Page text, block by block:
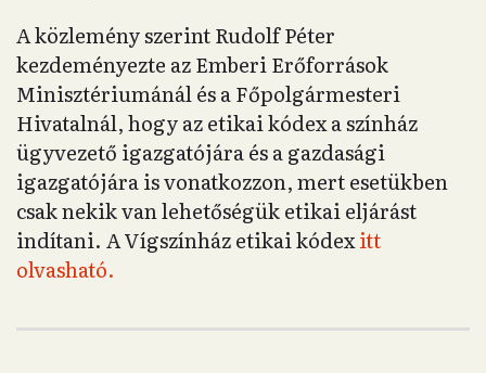
A közlemény szerint Rudolf Péter
kezdeményezte az Emberi Erőforrások
Minisztériumánál és a Főpolgármesteri
Hivatalnál, hogy az etikai kódex a színház
ügyvezető igazgatójára és a gazdasági
igazgatójára is vonatkozzon, mert esetükben
csak nekik van lehetőségük etikai eljárást
indítani. A Vígszínház etikai kódexitt
olvasható.